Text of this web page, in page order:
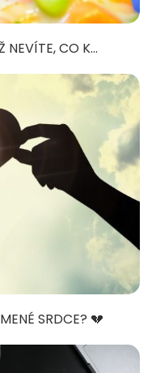
NEVÍTE, CO K...
SRDCE? 💔